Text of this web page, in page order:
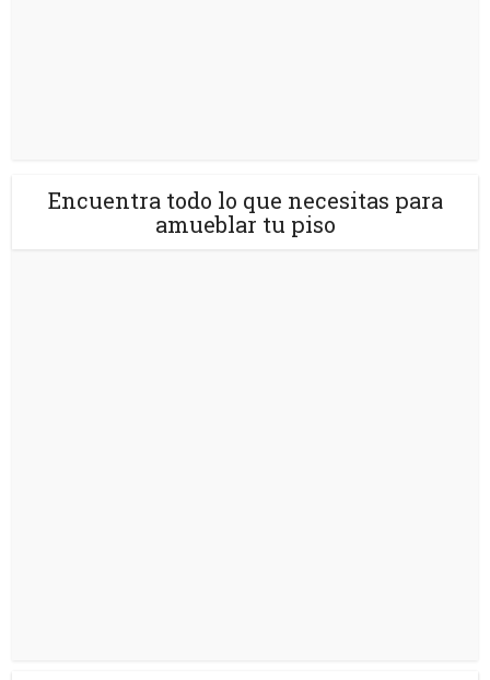
Encuentra todo lo que necesitas para
amueblar tu piso